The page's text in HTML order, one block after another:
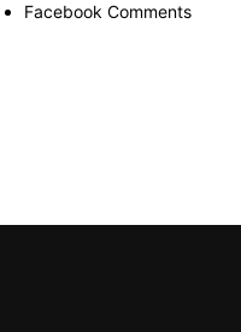
Facebook Comments